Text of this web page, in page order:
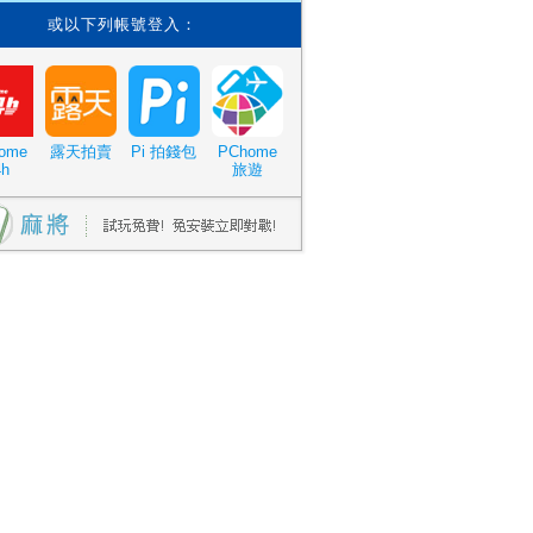
或以下列帳號登入：
露天拍賣 Pi 拍錢包
PChome
旅遊